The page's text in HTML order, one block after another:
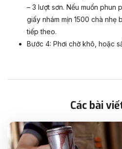
– 3 lượt sơn. Nếu muốn phun
giấy nhám mịn 1500 chà nhẹ
tiếp theo.
Bước 4: Phơi chờ khô, hoặc
Các bài